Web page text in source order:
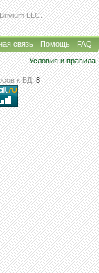
LLC.
связь Помощь
FAQ
Условия и правила
к БД: 8